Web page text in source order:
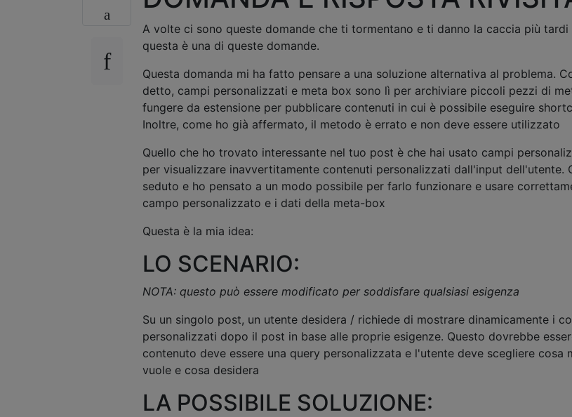
A volte ci sono queste domande che ti tormentano e ti danno la caccia più tardi
questa è una di queste domande.
Questa domanda mi ha fatto pensare a una soluzione alternativa al problema.
detto, campi personalizzati e meta box sono lì per archiviare piccoli pezzi di
fungere da estensione per pubblicare contenuti in cui è possibile eseguire
Inoltre, come ho già affermato, il metodo è errato e non deve essere utilizzato
Quello che ho trovato interessante nel tuo post è che hai usato campi
per visualizzare inavvertitamente contenuti personalizzati dall'input dell'utente.
seduto e ho pensato a un modo possibile per farlo funzionare e usare
campo personalizzato e i dati della meta-box
Questa è la mia idea:
LO SCENARIO:
NOTA: questo può essere modificato per soddisfare qualsiasi esigenza
Su un singolo post, un utente desidera / richiede di mostrare dinamicamente i
personalizzati dopo il post in base alle proprie esigenze. Questo dovrebbe
contenuto deve essere una query personalizzata e l'utente deve scegliere cosa
vuole e cosa desidera
LA POSSIBILE SOLUZIONE: